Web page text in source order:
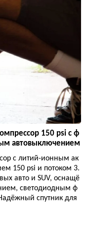
150 psi с ф
автовыключением
с литий-ионным ак
150 psi и потоком 3.
авто и SUV, оснащё
светодиодным ф
спутник для